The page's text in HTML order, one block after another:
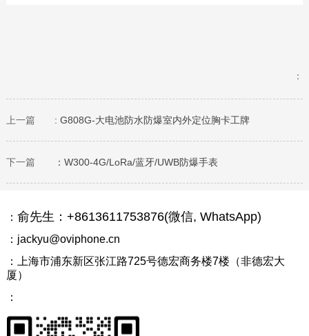
：
上一篇 : G808G-大电池防水防爆室内外定位胸卡工牌
下一篇 ：W300-4G/LoRa/蓝牙/UWB防爆手表
： 俞先生：+8613611753876(微信, WhatsApp)
：jackyu@oviphone.cn
：上海市浦东新区张江路725号德宏商务楼7楼（非德宏大
厦）
：